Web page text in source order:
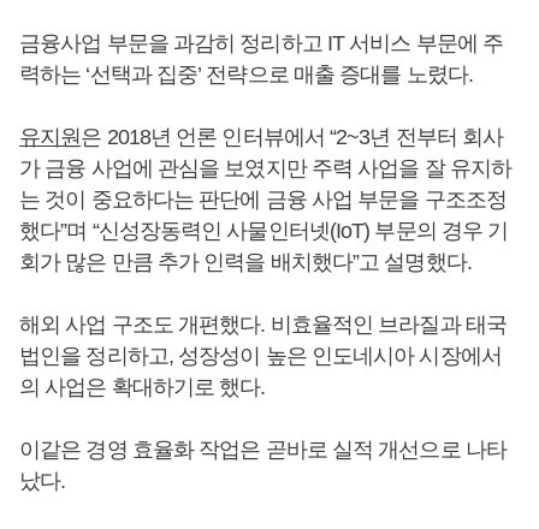
금융사업 부문을 과감히 정리하고 IT 서비스 부문에 주
력하는 ‘선택과 집중’ 전략으로 매출 증대를 노렸다.
유지원은 2018년 언론 인터뷰에서 “2~3년 전부터 회사
가 금융 사업에 관심을 보였지만 주력 사업을 잘 유지하
는 것이 중요하다는 판단에 금융 사업 부문을 구조조정
했다”며 “신성장동력인 사물인터넷(IoT) 부문의 경우 기
회가 많은 만큼 추가 인력을 배치했다”고 설명했다.
해외 사업 구조도 개편했다. 비효율적인 브라질과 태국
법인을 정리하고, 성장성이 높은 인도네시아 시장에서
의 사업은 확대하기로 했다.
이같은 경영 효율화 작업은 곧바로 실적 개선으로 나타
났다.